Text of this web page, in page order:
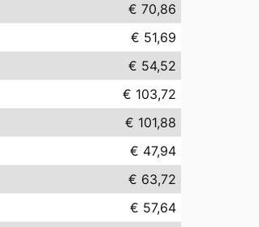
€ 70,86
€ 51,69
€ 54,52
€ 103,72
€ 101,88
€ 47,94
€ 63,72
€ 57,64